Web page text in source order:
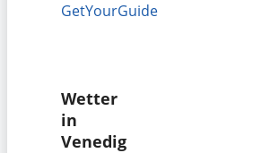
GetYourGuide
Wetter
in
Venedig